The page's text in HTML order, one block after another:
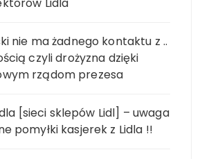
nie ma żadnego kontaktu z ..
czyli drożyzna dzięki
rządom prezesa
[sieci sklepów Lidl] – uwaga
pomyłki kasjerek z Lidla !!